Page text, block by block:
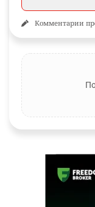
Комментарии